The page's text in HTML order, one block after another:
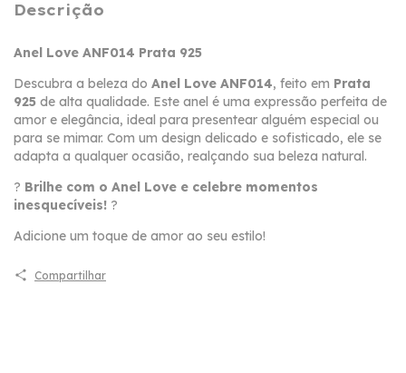
Descrição
Anel Love ANF014 Prata 925
Descubra a beleza do Anel Love ANF014, feito em Prata
925 de alta qualidade. Este anel é uma expressão perfeita de
amor e elegância, ideal para presentear alguém especial ou
para se mimar. Com um design delicado e sofisticado, ele se
adapta a qualquer ocasião, realçando sua beleza natural.
? Brilhe com o Anel Love e celebre momentos
inesquecíveis! ?
Adicione um toque de amor ao seu estilo!
Compartilhar